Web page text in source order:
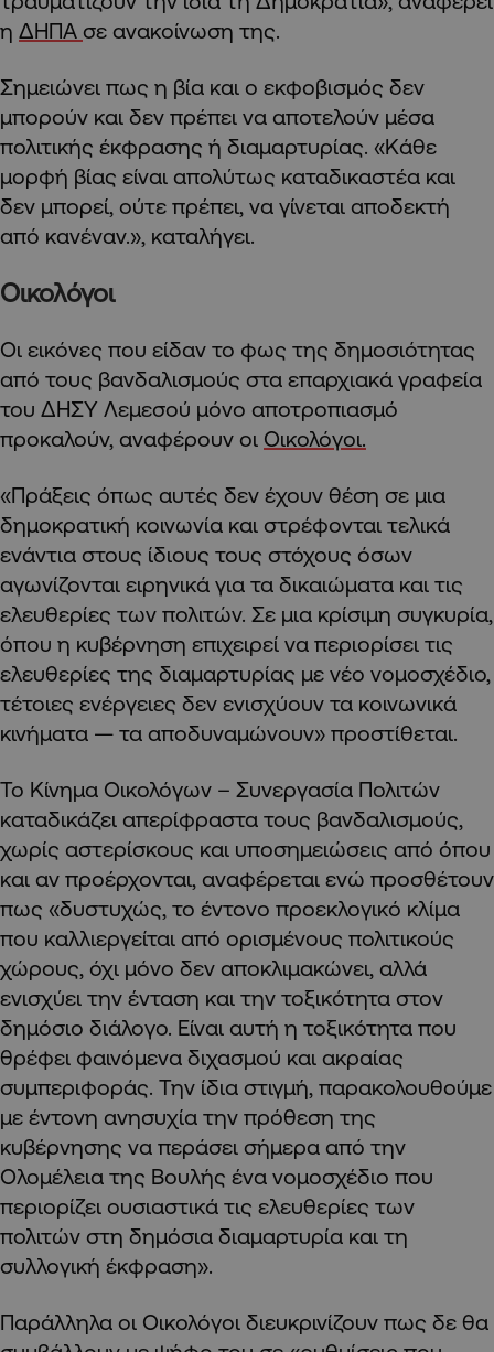
η ΔΗΠΑ σε ανακοίνωση της.
Σημειώνει πως η βία και ο εκφοβισμός δεν
μπορούν και δεν πρέπει να αποτελούν μέσα
πολιτικής έκφρασης ή διαμαρτυρίας. «Κάθε
μορφή βίας είναι απολύτως καταδικαστέα και
δεν μπορεί, ούτε πρέπει, να γίνεται αποδεκτή
από κανέναν.», καταλήγει.
Οικολόγοι
Οι εικόνες που είδαν το φως της δημοσιότητας
από τους βανδαλισμούς στα επαρχιακά γραφεία
του ΔΗΣΥ Λεμεσού μόνο αποτροπιασμό
προκαλούν, αναφέρουν οι Οικολόγοι.
«Πράξεις όπως αυτές δεν έχουν θέση σε μια
δημοκρατική κοινωνία και στρέφονται τελικά
ενάντια στους ίδιους τους στόχους όσων
αγωνίζονται ειρηνικά για τα δικαιώματα και τις
ελευθερίες των πολιτών. Σε μια κρίσιμη συγκυρία,
όπου η κυβέρνηση επιχειρεί να περιορίσει τις
ελευθερίες της διαμαρτυρίας με νέο νομοσχέδιο,
τέτοιες ενέργειες δεν ενισχύουν τα κοινωνικά
κινήματα — τα αποδυναμώνουν» προστίθεται.
Το Κίνημα Οικολόγων – Συνεργασία Πολιτών
καταδικάζει απερίφραστα τους βανδαλισμούς,
χωρίς αστερίσκους και υποσημειώσεις από όπου
και αν προέρχονται, αναφέρεται ενώ προσθέτουν
πως «δυστυχώς, το έντονο προεκλογικό κλίμα
που καλλιεργείται από ορισμένους πολιτικούς
χώρους, όχι μόνο δεν αποκλιμακώνει, αλλά
ενισχύει την ένταση και την τοξικότητα στον
δημόσιο διάλογο. Είναι αυτή η τοξικότητα που
θρέφει φαινόμενα διχασμού και ακραίας
συμπεριφοράς. Την ίδια στιγμή, παρακολουθούμε
με έντονη ανησυχία την πρόθεση της
κυβέρνησης να περάσει σήμερα από την
Ολομέλεια της Βουλής ένα νομοσχέδιο που
περιορίζει ουσιαστικά τις ελευθερίες των
πολιτών στη δημόσια διαμαρτυρία και τη
συλλογική έκφραση».
Παράλληλα οι Οικολόγοι διευκρινίζουν πως δε θα